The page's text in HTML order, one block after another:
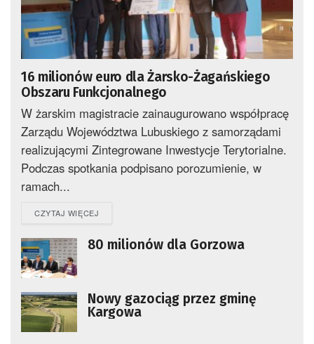
16 milionów euro dla Żarsko-Żagańskiego
Obszaru Funkcjonalnego
W żarskim magistracie zainaugurowano współpracę
Zarządu Województwa Lubuskiego z samorządami
realizującymi Zintegrowane Inwestycje Terytorialne.
Podczas spotkania podpisano porozumienie, w
ramach...
CZYTAJ WIĘCEJ
80 milionów dla Gorzowa
Nowy gazociąg przez gminę
Kargowa